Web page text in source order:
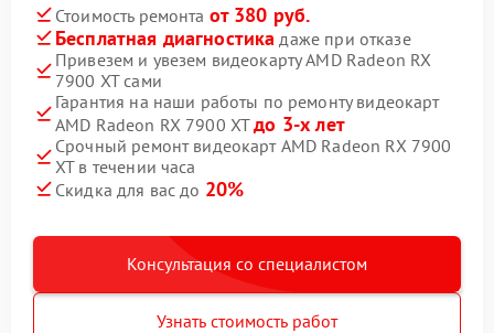
Стоимость ремонта от 380 руб.
Бесплатная диагностика даже при отказе
Привезем и увезем видеокарту AMD Radeon RX
7900 XT сами
Гарантия на наши работы по ремонту видеокарт
AMD Radeon RX 7900 XTдо 3-х лет
Срочный ремонт видеокарт AMD Radeon RX 7900
XT в течении часа
Скидка для вас до 20%
Консультация со специалистом
Узнать стоимость работ